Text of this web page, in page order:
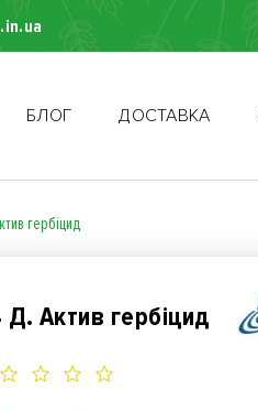
БЛОГ ДОСТАВКА
гербіцид
Д. Актив гербіцид